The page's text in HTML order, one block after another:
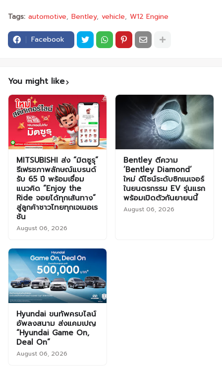
Tags: automotive Bentley vehicle W12 Engine
Facebook
You might like
MITSUBISHI ส่ง “มิตซูรุ”
รีเฟรชภาพลักษณ์แบรนด์
รับ 65 ปี พร้อมเชื่อม
แนวคิด “Enjoy the
Ride จอยได้ทุกเส้นทาง”
สู่ลูกค้าชาวไทยทุกเจเนอเร
ชัน
August 06, 2026
Bentley ตีความ
‘Bentley Diamond’
ใหม่ ดีไซน์ระดับซิกเนเจอร์
ในยนตรกรรม EV รุ่นแรก
พร้อมเปิดตัวกันยายนนี้
August 06, 2026
Hyundai ขนทัพครบไลน์
อัพลงสนาม ส่งแคมเปญ
“Hyundai Game On,
Deal On”
August 06, 2026